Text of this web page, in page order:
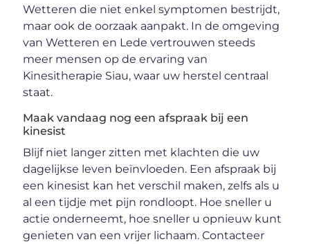
Wetteren die niet enkel symptomen bestrijdt,
maar ook de oorzaak aanpakt. In de omgeving
van Wetteren en Lede vertrouwen steeds
meer mensen op de ervaring van
Kinesitherapie Siau, waar uw herstel centraal
staat.
Maak vandaag nog een afspraak bij een
kinesist
Blijf niet langer zitten met klachten die uw
dagelijkse leven beïnvloeden. Een afspraak bij
een kinesist kan het verschil maken, zelfs als u
al een tijdje met pijn rondloopt. Hoe sneller u
actie onderneemt, hoe sneller u opnieuw kunt
genieten van een vrijer lichaam. Contacteer